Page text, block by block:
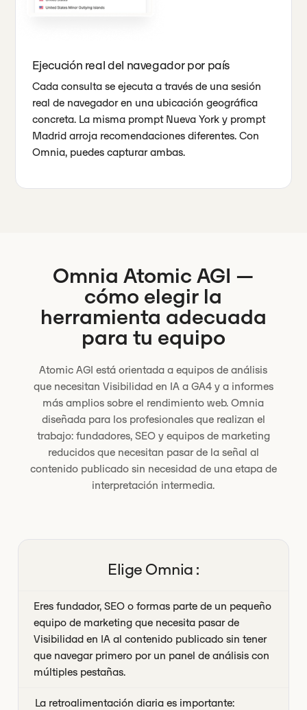
Ejecución real del navegador por país
Cada consulta se ejecuta a través de una sesión
real de navegador en una ubicación geográfica
concreta. La misma prompt Nueva York y prompt
Madrid arroja recomendaciones diferentes. Con
Omnia, puedes capturar ambas.
Omnia Atomic AGI —
cómo elegir la
herramienta adecuada
para tu equipo
Atomic AGI está orientada a equipos de análisis
que necesitan Visibilidad en IA a GA4 y a informes
más amplios sobre el rendimiento web. Omnia
diseñada para los profesionales que realizan el
trabajo: fundadores, SEO y equipos de marketing
reducidos que necesitan pasar de la señal al
contenido publicado sin necesidad de una etapa de
interpretación intermedia.
Elige Omnia :
Eres fundador, SEO o formas parte de un pequeño
equipo de marketing que necesita pasar de
Visibilidad en IA al contenido publicado sin tener
que navegar primero por un panel de análisis con
múltiples pestañas.
La retroalimentación diaria es importante: